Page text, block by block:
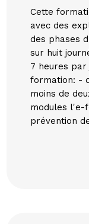
Cette
avec des
des phases
sur huit
7 heures
formation: -
moins de
modules l'e-
prévention